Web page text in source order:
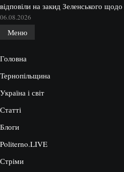
відповіли на закид Зеленського
06.08.2026
Меню
Головна
Тернопільщина
Україна і світ
Статті
Блоги
Politerno.LIVE
Стріми